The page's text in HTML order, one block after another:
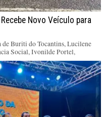
Novo Veículo para
Buriti do Tocantins, Lucilene
Social, Ivonilde Portel,